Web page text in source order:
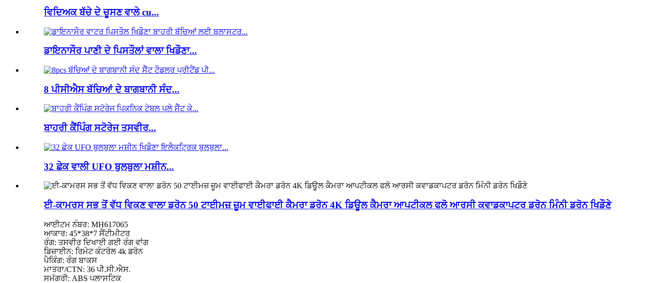
ਵਿਦਿਅਕ ਬੱਚੇ ਦੇ ਚੂਸਣ ਵਾਲੇ cu...
ਡਾਇਨਾਸੌਰ ਪਾਣੀ ਦੇ ਪਿਸਤੌਲਾਂ ਵਾਲਾ ਖਿਡੌਣਾ...
8 ਪੀਸੀਐਸ ਬੱਚਿਆਂ ਦੇ ਬਾਗਬਾਨੀ ਸੰਦ...
ਬਾਹਰੀ ਕੈਂਪਿੰਗ ਸਟੋਰੇਜ ਤਸਵੀਰ...
32 ਛੇਕ ਵਾਲੀ UFO ਬੁਲਬੁਲਾ ਮਸ਼ੀਨ...
ਈ-ਕਾਮਰਸ ਸਭ ਤੋਂ ਵੱਧ ਵਿਕਣ ਵਾਲਾ ਡਰੋਨ 50 ਟਾਈਮਜ਼ ਜ਼ੂਮ ਵਾਈਫਾਈ ਕੈਮਰਾ ਡਰੋਨ 4K ਡਿਊਲ ਕੈਮਰਾ ਆਪਟੀਕਲ ਫਲੋ ਆਰਸੀ ਕਵਾਡਕਾਪਟਰ ਡਰੋਨ ਮਿੰਨੀ ਡਰੋਨ ਖਿਡੌਣੇ
ਆਈਟਮ ਨੰਬਰ: MH617065
ਆਕਾਰ: 45*38*7 ਸੈਂਟੀਮੀਟਰ
ਰੰਗ: ਤਸਵੀਰ ਦਿਖਾਈ ਗਈ ਰੰਗ ਵਾਂਗ
ਡਿਜ਼ਾਈਨ: ਰਿਮੋਟ ਕੰਟਰੋਲ 4k ਡਰੋਨ
ਪੈਕਿੰਗ: ਰੰਗ ਬਾਕਸ
ਮਾਤਰਾ/CTN: 36 ਪੀ.ਸੀ.ਐਸ.
ਸਮੱਗਰੀ: ABS ਪਲਾਸਟਿਕ